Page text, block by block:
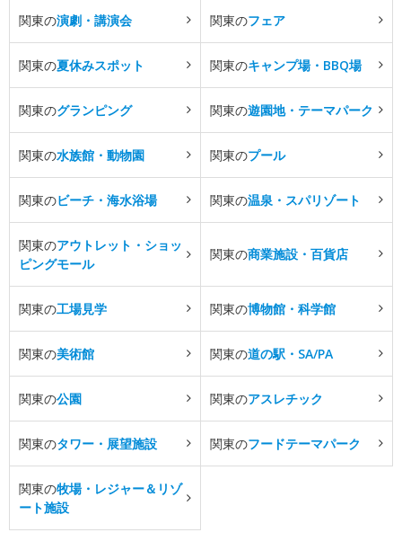
関東の演劇・講演会 関東のフェア
関東の夏休みスポット 関東のキャンプ場・BBQ場
関東のグランピング 関東の遊園地・テーマパーク
関東の水族館・動物園 関東のプール
関東のビーチ・海水浴場 関東の温泉・スパリゾート
関東のアウトレット・ショッ
ピングモール
関東の商業施設・百貨店
関東の工場見学 関東の博物館・科学館
関東の美術館 関東の道の駅・SA/PA
関東の公園 関東のアスレチック
関東のタワー・展望施設 関東のフードテーマパーク
関東の牧場・レジャー＆リゾ
ート施設